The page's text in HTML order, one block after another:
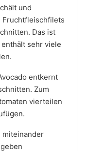
und
Fruchtfleischfilets
Das ist
sehr viele
entkernt
Zum
vierteilen
miteinander